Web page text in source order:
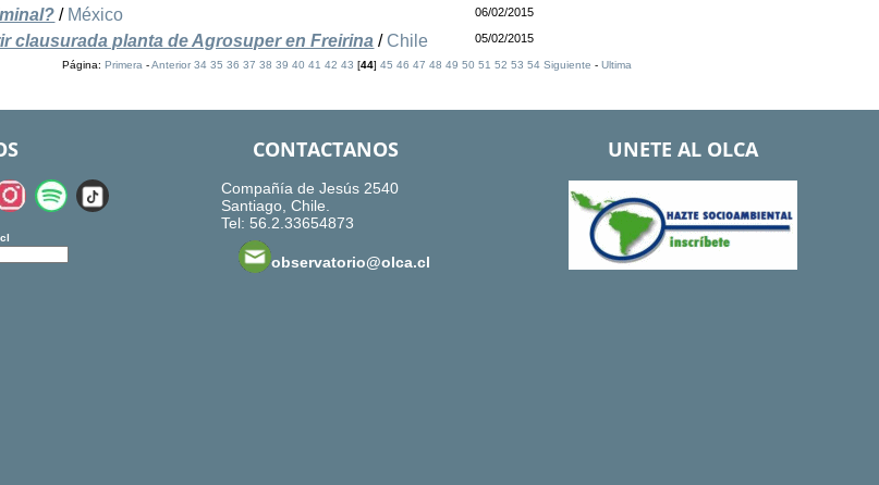
/ México 06/02/2015
clausurada planta de Agrosuper en Freirina / Chile 05/02/2015
Página: Primera-Anterior 34 35 36 37 38 39 40 41 42 43 [44] 45 46 47 48 49 50 51 52 53 54 Siguiente - Ultima
CONTACTANOS
Compañía de Jesús 2540
Santiago, Chile.
Tel: 56.2.33654873
observatorio@olca.cl
UNETE AL OLCA